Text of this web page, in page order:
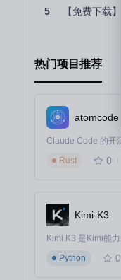
5 【免费下载】
热门项目推荐
atomcode
Rust
0
Kimi-K3
Python
0